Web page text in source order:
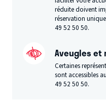
réduite doivent
réservation
49 52 50 50.
Aveugles et
Certaines
sont accessibles
49 52 50 50.